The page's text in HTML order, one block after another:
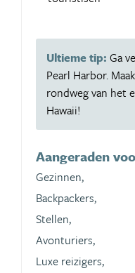
Ultieme tip: Ga
Pearl Harbor.
rondweg van het
Hawaii!
Aangeraden
Gezinnen,
Backpackers,
Stellen,
Avonturiers,
Luxe reizigers,